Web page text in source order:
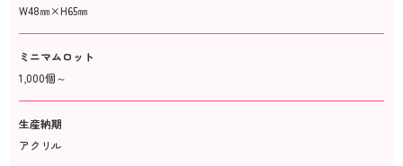
W48㎜×H65㎜
ミニマムロット
1,000個～
生産納期
アクリル